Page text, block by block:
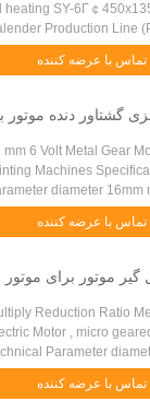
heating SY-6Γ￠
Production Line
Rigid Pvc
Product Name:
تماس با عرضه کننده
mm 6 Volt Metal Gear
Machines
diameter 16mm
level less than 40dB
temperature -40 to
تماس با عرضه کننده
موتور برای موتور
Reduction Ratio
Motor , micro
Parameter
motor noise level
hours working ...
تماس با عرضه کننده